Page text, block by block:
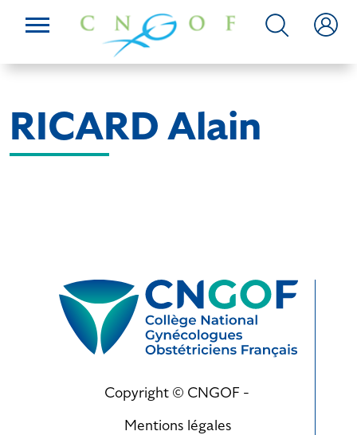
RICARD Alain
Copyright © CNGOF -
Mentions légales